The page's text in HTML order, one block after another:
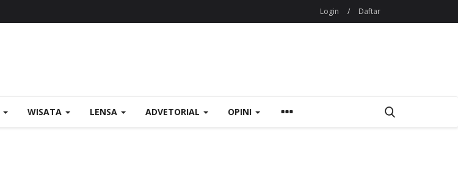
Login / Daftar
WISATA LENSA ADVETORIAL OPINI